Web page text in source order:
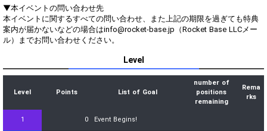
▼本イベントの問い合わせ先
本イベントに関するすべての問い合わせ、また上記の期限を過ぎても特典
案内が届かないなどの場合はinfo@rocket-base.jp（Rocket Base LLCメー
ル）までお問い合わせください。
Level
Level Points List of Goal
number of
positions
remaining
Rema
rks
1 0 Event Begins!